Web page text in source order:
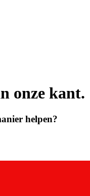
onze kant.
helpen?